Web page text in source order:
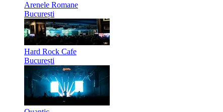
Arenele Romane
București
Hard Rock Cafe
București